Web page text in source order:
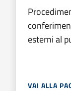
esterni al
VAI ALLA